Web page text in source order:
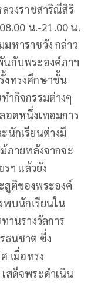
วงราชสาริณีสิริ
น.-21.00 น.
หาราชวัง กล่าว
นกับพระองค์ภาฯ
งทรงศึกษาชั้น
ำกิจกรรมต่างๆ
อดหนึ่งเทอมการ
นักเรียนต่างมี
ภายหลังจากจะ
รฯ แล้วยัง
สูติของพระองค์
พบนักเรียนใน
านรางวัลการ
ธนชาต ซึ่ง
เมื่อทรง
สด็จพระดำเนิน